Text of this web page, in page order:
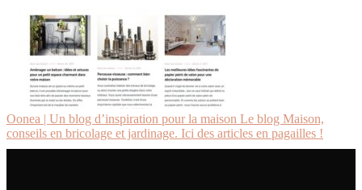
Oonea | Un blog d’inspiration pour la maison Le blog Maison,
conseils en bricolage et jardinage. Ici des articles en pagailles !